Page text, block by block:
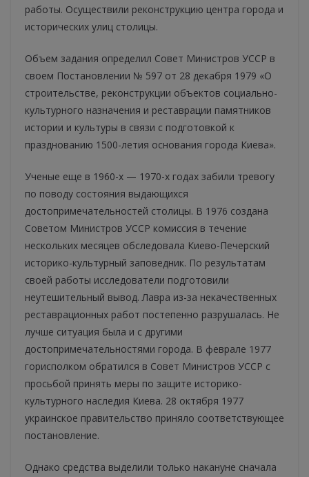
работы. Осуществили реконструкцию центра города и
исторических улиц столицы.
Объем задания определил Совет Министров УССР в
своем Постановлении № 597 от 28 декабря 1979 «О
строительстве, реконструкции объектов социально-
культурного назначения и реставрации памятников
истории и культуры в связи с подготовкой к
празднованию 1500-летия основания города Киева».
Ученые еще в 1960-х — 1970-х годах забили тревогу
по поводу состояния выдающихся
достопримечательностей столицы. В 1976 создана
Советом Министров УССР комиссия в течение
нескольких месяцев обследовала Киево-Печерский
историко-культурный заповедник. По результатам
своей работы исследователи подготовили
неутешительный вывод. Лавра из-за некачественных
реставрационных работ постепенно разрушалась. Не
лучше ситуация была и с другими
достопримечательностями города. В феврале 1977
горисполком обратился в Совет Министров УССР с
просьбой принять меры по защите историко-
культурного наследия Киева. 28 октября 1977
украинское правительство приняло соответствующее
постановление.
Однако средства выделили только накануне сначала